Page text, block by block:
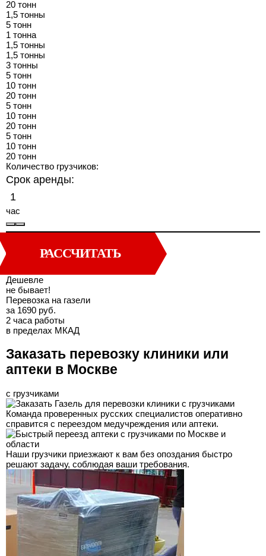
20 тонн
1,5 тонны
5 тонн
1 тонна
1,5 тонны
1,5 тонны
3 тонны
5 тонн
10 тонн
20 тонн
5 тонн
10 тонн
20 тонн
5 тонн
10 тонн
20 тонн
Количество грузчиков:
Срок аренды:
час
РАССЧИТАТЬ
Дешевле
не бывает!
Перевозка на газели
за 1690 руб.
2 часа работы
в пределах МКАД
Заказать перевозку клиники или
аптеки в Москве
с грузчиками
Команда проверенных русских специалистов оперативно
справится с переездом медучреждения или аптеки.
Наши грузчики приезжают к вам без опоздания быстро
решают задачу, соблюдая ваши требования.